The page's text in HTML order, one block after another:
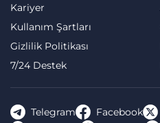
Kariyer
Kullanım Şartları
Gizlilik Politikası
7/24 Destek
Telegram Facebook